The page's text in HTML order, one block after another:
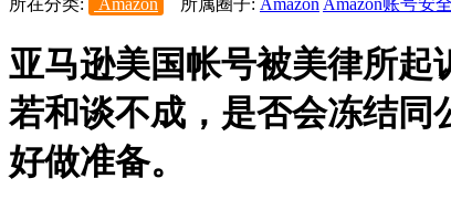
所在分类: Amazon 所属圈子: AmazonAmazon账号安全
亚马逊美国帐号被美律所起
若和谈不成，是否会冻结同
好做准备。